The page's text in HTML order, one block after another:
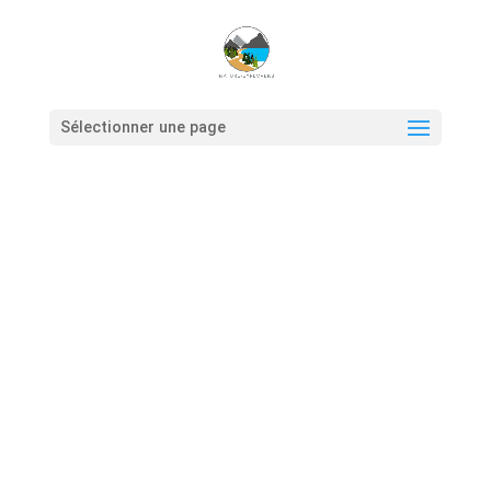
Sélectionner une page